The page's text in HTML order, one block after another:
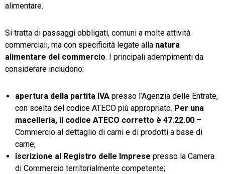
alimentare.
Si tratta di passaggi obbligati, comuni a molte attività
commerciali, ma con specificità legate alla natura
alimentare del commercio. I principali adempimenti da
considerare includono:
apertura della partita IVA presso l’Agenzia delle Entrate,
con scelta del codice ATECO più appropriato. Per una
macelleria, il codice ATECO corretto è 47.22.00 –
Commercio al dettaglio di carni e di prodotti a base di
carne;
iscrizione al Registro delle Imprese presso la Camera
di Commercio territorialmente competente;